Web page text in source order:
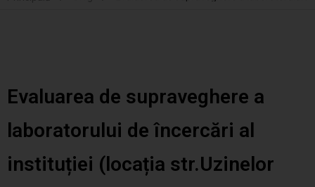
LABORATOARE
CERTIFICARE
Evaluarea de supraveghere a
laboratorului de încercări al
instituției (locația str.Uzinelor